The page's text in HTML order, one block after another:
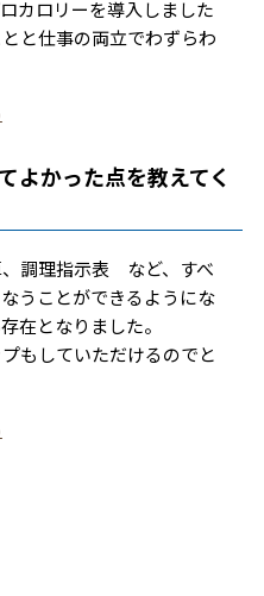
カロリーを導入しました
と仕事の両立でわずらわ
よかった点を教えてく
調理指示表 など、すべ
うことができるようにな
在となりました。
もしていただけるのでと